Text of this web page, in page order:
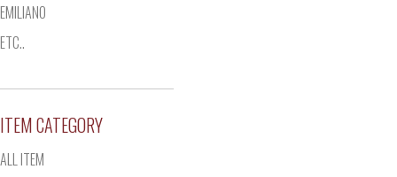
EMILIANO
ETC..
ITEM CATEGORY
ALL ITEM